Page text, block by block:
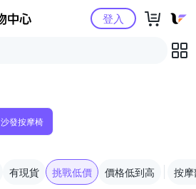
Yahoo購物中心登入
沙發按摩椅
有現貨 挑戰低價 價格低到高 按